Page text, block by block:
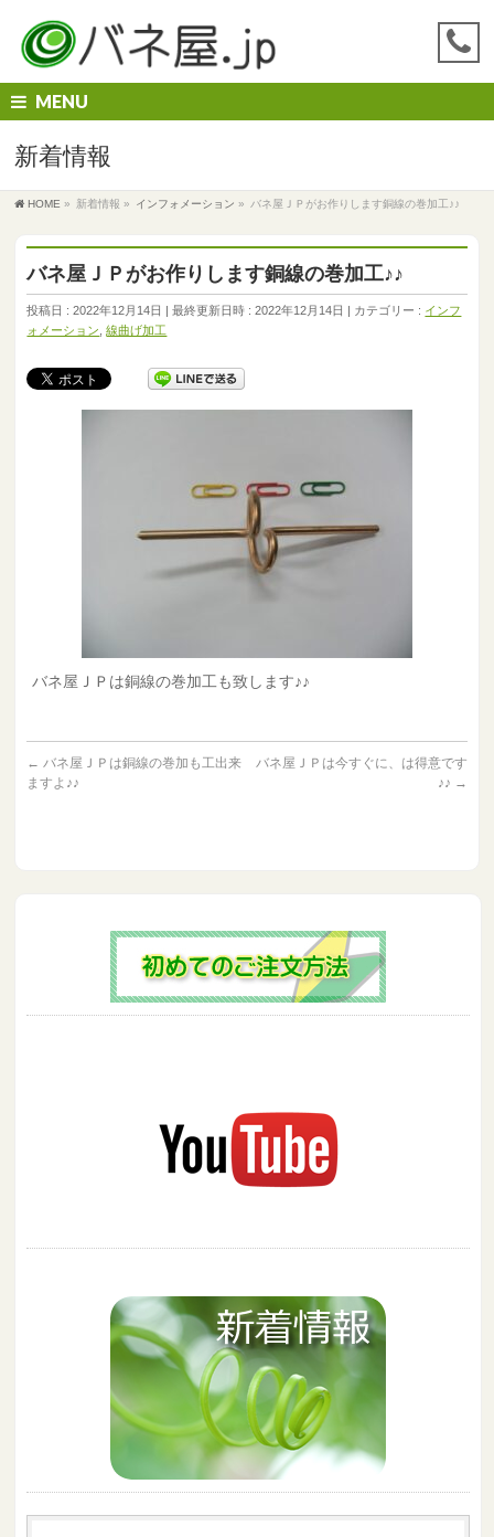
MENU
新着情報
HOME » 新着情報 » インフォメーション » バネ屋ＪＰがお作りします銅線の巻加工♪♪
バネ屋ＪＰがお作りします銅線の巻加工♪♪
投稿日 : 2022年12月14日 最終更新日時 : 2022年12月14日 カテゴリー : インフ
ォメーション ,線曲げ加工
バネ屋ＪＰは銅線の巻加工も致します♪♪
← バネ屋ＪＰは銅線の巻加も工出来
ますよ♪♪
バネ屋ＪＰは今すぐに、は得意です
♪♪ →